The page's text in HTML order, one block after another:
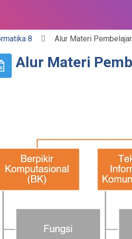
8 Alur Materi
Alur Materi